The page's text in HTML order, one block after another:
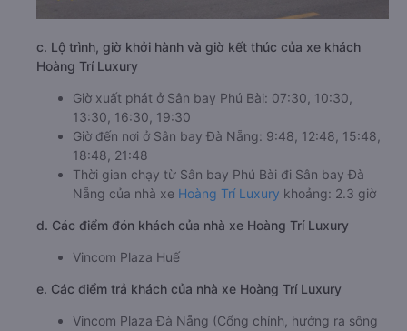
c. Lộ trình, giờ khởi hành và giờ kết thúc của xe khách
Hoàng Trí Luxury
Giờ xuất phát ở Sân bay Phú Bài: 07:30, 10:30,
13:30, 16:30, 19:30
Giờ đến nơi ở Sân bay Đà Nẵng: 9:48, 12:48, 15:48,
18:48, 21:48
Thời gian chạy từ Sân bay Phú Bài đi Sân bay Đà
Nẵng của nhà xe Hoàng Trí Luxury khoảng: 2.3 giờ
d. Các điểm đón khách của nhà xe Hoàng Trí Luxury
Vincom Plaza Huế
e. Các điểm trả khách của nhà xe Hoàng Trí Luxury
Vincom Plaza Đà Nẵng (Cổng chính, hướng ra sông